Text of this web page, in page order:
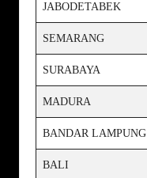
JABODETABEK
SEMARANG
SURABAYA
MADURA
BANDAR LAMPUNG
BALI